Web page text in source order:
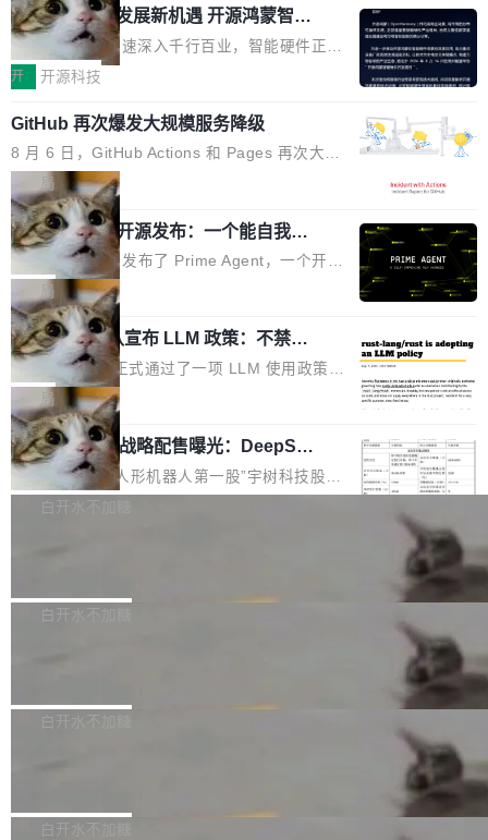
或造假。问题是，作为读者，如果你筛选出那些
看起来最令人兴奋的论文，那它们大部分都是过
度宣传的。」 这才是真正的痛点。不是所有论文
都有问题，是最吸引眼球的那批论文最有问题。
他引用的帖子来自 Mathew Shen，一位 ICLR 2
026 的读者：「看了篇 ...
的早期工程师之一，在 Grok 训练基础设施团队
工作过。近日他在 X 上发了一条帖子，列出了他
认为现代 AI 领域最重要的三个开源项目。 第一
个名字毫无悬念：Flash Attention 2。 Hieu 的
理由很具体。FA 系列不需要解释，但 FA2 是他
认为最重要的一个——复杂度恰到好处，刚好能
驱动你去学 CuTe，但还没被那些"邪恶的" Hopp
er++ 优化所淹没，足够容易修改和适配。 更关
键的是 FA2 的持久性...
共商智能硬件发展新机遇 开源鸿蒙智能
硬件开发者日杭州站即将举行
随着万物智联加速深入千行百业，智能硬件正从
单点设备迈向智能化、网联化、协同化发展。作
鸿蒙通过统一技术底座和分布式能力，为不同类
型智能设备的开发、连接与互联提供关键支撑，
也为产业链企业探索产品创新与商业增长打开新
的空间。 8月14日，开源鸿蒙智能硬件开发者日
（OHDD：OpenHarmony Hardware Develope
r Day）将在杭州启航。活动面向智能硬件产业
链企业和开发者，邀请行业专家与资深技术顾
问，围绕开源鸿蒙技术能力、设备适配、芯片适
配、功耗与稳定性调优、兼容性测评及统一互联
等内容展开系统讲解和实战交流，帮助企业进一
步了解开源鸿蒙在智能...
开 开源科技
GitHub 再次爆发大规模服务降级
8 月 6 日，GitHub Actions 和 Pages 再次大规
模服务降级，Actions 完全不可用超过 5 小时，
webhook 停发，连自托管 runner 也因调度层故
障无法工作。Pages、Copilot code review、C
opilot coding agent 全部受影响。从检测到完全
恢复，大约 12 小时。 这是 2026 年 8 月的第六
起事故，其中四起与 AI/Copilot 服务相关。 Git
Hub 员工 kdaigle 在 HN 讨论中贴出了一组数
据：2025 年全年 10 亿次 commit。现在，每周
2.75 亿次，全年预计 140 亿次。GitHub...
局
Prime Agent 开源发布：一个能自我改
进的编程 Agent，ARC-AGI 3 超越人类
专家基线
Prime Intellect 发布了 Prime Agent，一个开源
的编程 Agent Harness，核心设计围绕两个抽
象：Recursive Language Model（RLM）和 C
ontinual Harness。在 ARC-AGI 3 基准测试
上，Prime Agent + Opus 5 的组合达到了 95.
5% RHAE Best@1，超过了 ARC 报告的人类专
家基线 95.4%。 不是又一个 coding agent 包装
器 Prime Agent 的架构和市面上大多数 coding
agent 有本质区别。大多数 agent harness 的设
计是基于早期模型的能力—...
局
Rust 项目团队宣布 LLM 政策：不禁
止，但你要承认哪些代码不是你写的
Rust 语言项目正式通过了一项 LLM 使用政策，
覆盖 rust-lang/rust 单一仓库的代码贡献。这不
是项目级别的官方立场，目前由五个团队采纳，
但它可能是主流开源项目中关于 AI 辅助贡献最
细致的一份规则。 政策的核心只有一句话：LLM
可以用来分析、提炼、审阅、建议，但不能用来
不得生成涉及安全性的关键变更，除非作者本身
局
宇树科技 IPO 战略配售曝光：DeepSe
ek 获配 93.3 万股，锁定 36 个月
8月6日晚间，“人形机器人第一股”宇树科技股份
有限公司披露IPO发行价格及战略配售结果，杭
36个月。 公告显示，本次宇树科技战略配售对
员工参与设立的专项资产管理计划。其中，Dee
获配9...
白开水不加糖
Bug fixes and enhancements 修复多次传递同
一个回归问题，该问题导致拉取镜像时会拒绝包
题，该问题可能导致在旧版 Linux 内核...
白开水不加糖
e 孵化器项目管理委员会（IPMC）投票中获得
P）！这一里程碑不仅标志着 Fluss 迈入新的发
白开水不加糖
长期停止内容更新，未能实现其作为“AI版维基百
白开水不加糖